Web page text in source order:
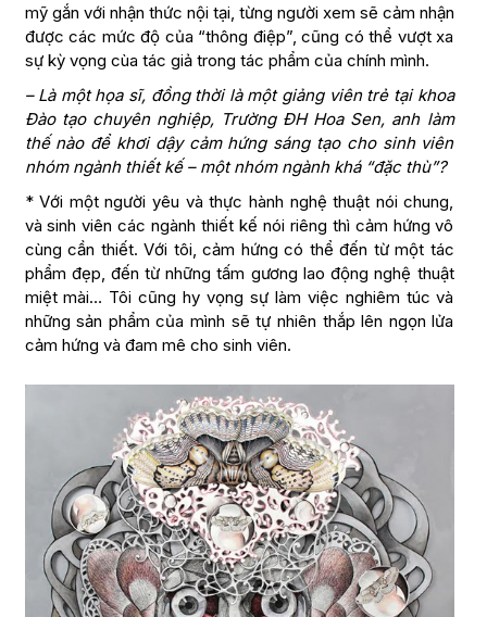
mỹ gắn với nhận thức nội tại, từng người xem sẽ cảm nhận
được các mức độ của “thông điệp”, cũng có thể vượt xa
sự kỳ vọng cùa tác giả trong tác phẩm của chính mình.
– Là một họa sĩ, đồng thời là một giảng viên trẻ tại khoa
Đào tạo chuyên nghiệp, Trường ĐH Hoa Sen, anh làm
thế nào để khơi dậy cảm hứng sáng tạo cho sinh viên
nhóm ngành thiết kế – một nhóm ngành khá “đặc thù”?
* Với một người yêu và thực hành nghệ thuật nói chung,
và sinh viên các ngành thiết kế nói riêng thì cảm hứng vô
cùng cần thiết. Với tôi, cảm hứng có thể đến từ một tác
phẩm đẹp, đến từ những tấm gương lao động nghệ thuật
miệt mài… Tôi cũng hy vọng sự làm việc nghiêm túc và
những sản phẩm của mình sẽ tự nhiên thắp lên ngọn lửa
cảm hứng và đam mê cho sinh viên.